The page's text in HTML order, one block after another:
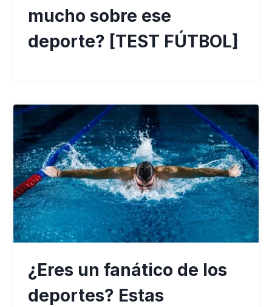
mucho sobre ese
deporte? [TEST FÚTBOL]
¿Eres un fanático de los
deportes? Estas